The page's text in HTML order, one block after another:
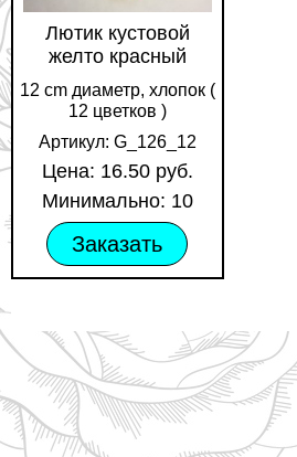
Лютик кустовой
желто красный
12 cm диаметр, хлопок (
12 цветков )
Артикул: G_126_12
Цена: 16.50 руб.
Минимально: 10
Заказать